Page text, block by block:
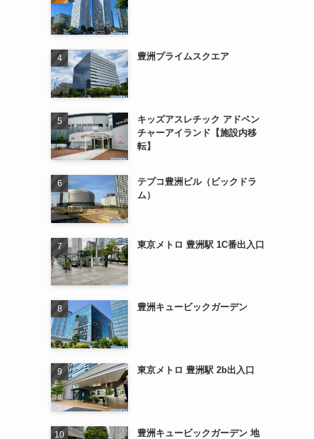
豊洲プライムスクエア
キッズアスレチック アドベン
チャーアイランド【施設内移
転】
テプコ豊洲ビル（ビックドラ
ム）
東京メトロ 豊洲駅 1C番出入口
豊洲キュービックガーデン
東京メトロ 豊洲駅 2b出入口
豊洲キュービックガーデン 地